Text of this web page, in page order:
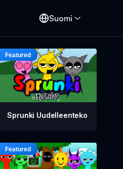
Suomi
Sprunki Uudelleenteko